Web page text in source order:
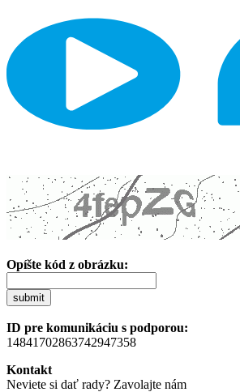
Opíšte kód z obrázku:
submit
ID pre komunikáciu s podporou:
14841702863742947358
Kontakt
Neviete si dať rady? Zavolajte nám